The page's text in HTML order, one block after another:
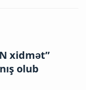
xidmət”
olub